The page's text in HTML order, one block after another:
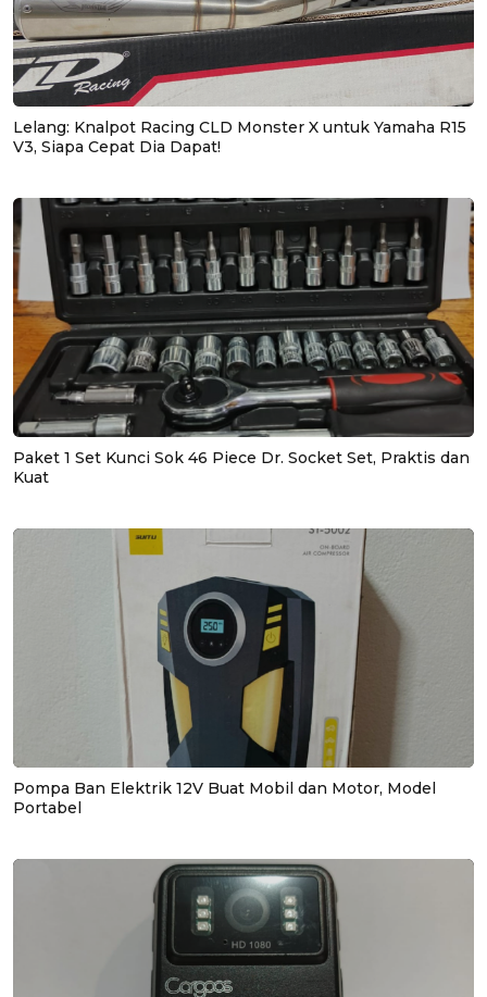
Lelang: Knalpot Racing CLD Monster X untuk Yamaha R15
V3, Siapa Cepat Dia Dapat!
Paket 1 Set Kunci Sok 46 Piece Dr. Socket Set, Praktis dan
Kuat
Pompa Ban Elektrik 12V Buat Mobil dan Motor, Model
Portabel